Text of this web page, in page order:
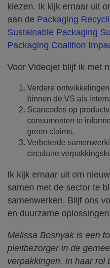
kiezen. Ik kijk ernaar uit
aan de Packaging
Sustainable Packaging
Packaging Coalition
Voor Videojet blijf ik met
Verdere
binnen de VS als
Scancodes op
consumenten te
green claims.
Verbeterde
circulaire
Ik kijk ernaar uit om
samen met de sector te
samenwerken. Blijf ons
en duurzame
Melissa Bosnyak is een
pleitbezorger in de
verpakkingen. In haar rol